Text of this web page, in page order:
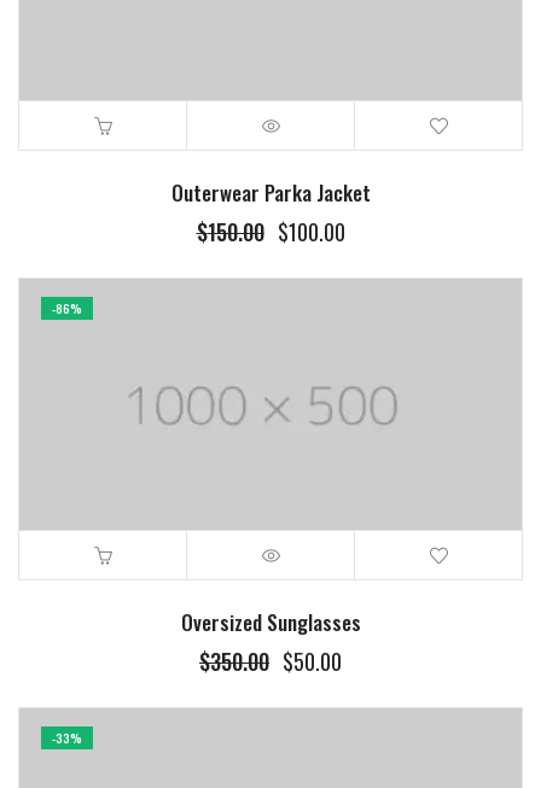
Outerwear Parka Jacket
$150.00 $100.00
-86%
Oversized Sunglasses
$350.00 $50.00
-33%